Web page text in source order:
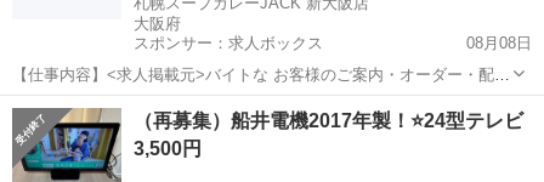
大阪府
スポンサー：求人ボックス
08月08日
【仕事内容】<求人掲載元>バイトな お客様のご案内・オーダー・配膳
などの 接客業務全般をお任せします。 店内にはスパイスの香りが広が
り、 思わず会話も弾むあたたかな空間です。 笑顔で接することを大切
に、 少しずつお店の雰囲気に慣れ...
アルバイト・パート
（再募集）船井電機2017年製！⭐️24型テレビ
3,500円